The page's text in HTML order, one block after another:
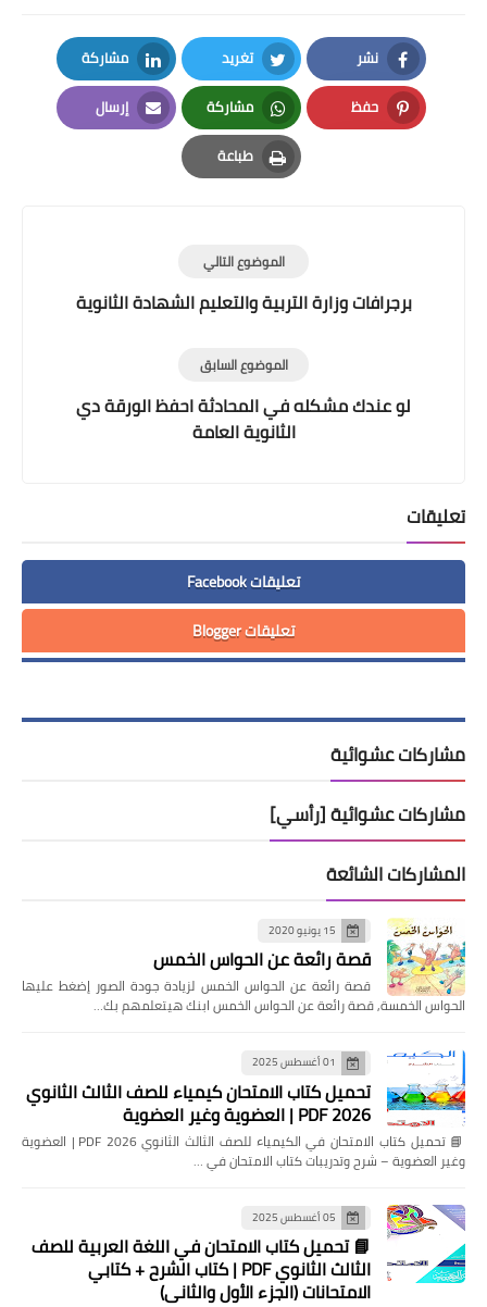
نشر
Facebook
تغريد
Twitter
مشاركة
LinkedIn
حفظ
Pinterest
مشاركة
Whatsapp
إرسال
Email
طباعة
Print
الموضوع التالي
برجرافات وزارة التربية والتعليم الشهادة الثانوية
الموضوع السابق
لو عندك مشكله في المحادثة احفظ الورقة دي
الثانوية العامة
تعليقات
تعليقات Facebook
تعليقات Blogger
مشاركات عشوائية
مشاركات عشوائية [رأسي]
المشاركات الشائعة
15 يونيو 2020
قصة رائعة عن الحواس الخمس
قصة رائعة عن الحواس الخمس لزيادة جودة الصور إضغط عليها
الحواس الخمسة, قصة رائعة عن الحواس الخمس ابنك هيتعلمهم بك…
01 أغسطس 2025
تحميل كتاب الامتحان كيمياء للصف الثالث الثانوي
2026 PDF | العضوية وغير العضوية
📘 تحميل كتاب الامتحان في الكيمياء للصف الثالث الثانوي 2026 PDF | العضوية
وغير العضوية – شرح وتدريبات كتاب الامتحان في …
05 أغسطس 2025
📘 تحميل كتاب الامتحان في اللغة العربية للصف
الثالث الثانوي PDF | كتاب الشرح + كتابي
الامتحانات (الجزء الأول والثاني)